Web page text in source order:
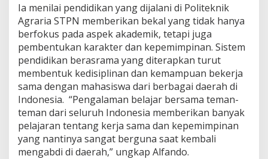
B
a
n
g
u
n
D
a
e
r
a
h
Ia menilai pendidikan yang dijalani di Politeknik
Agraria STPN memberikan bekal yang tidak hanya
berfokus pada aspek akademik, tetapi juga
pembentukan karakter dan kepemimpinan. Sistem
pendidikan berasrama yang diterapkan turut
membentuk kedisiplinan dan kemampuan bekerja
sama dengan mahasiswa dari berbagai daerah di
Indonesia. “Pengalaman belajar bersama teman-
teman dari seluruh Indonesia memberikan banyak
pelajaran tentang kerja sama dan kepemimpinan
yang nantinya sangat berguna saat kembali
mengabdi di daerah,” ungkap Alfando.